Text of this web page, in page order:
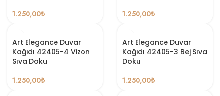
1.250,00₺
1.250,00₺
Art Elegance Duvar
Kağıdı 42405-4 Vizon
Sıva Doku
1.250,00₺
Art Elegance Duvar
Kağıdı 42405-3 Bej Sıva
Doku
1.250,00₺